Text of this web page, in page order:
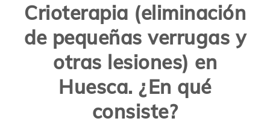
Crioterapia (eliminación
de pequeñas verrugas y
otras lesiones) en
Huesca. ¿En qué
consiste?